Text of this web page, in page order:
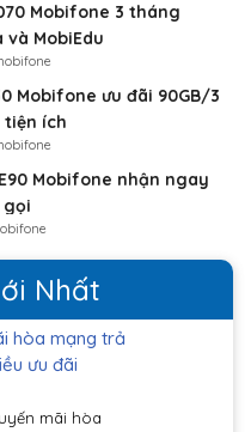
Mobifone 3 tháng
và MobiEdu
Mobifone ưu đãi 90GB/3
ích
Mobifone nhận ngay
gọi
Nhất
hòa mạng trả
ưu đãi
mãi hòa